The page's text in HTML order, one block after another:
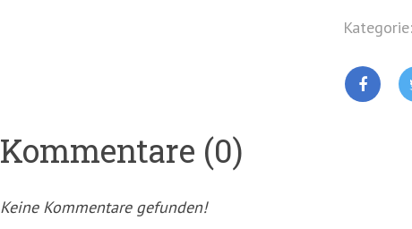
Kategorie:
Kommentare (0)
Keine Kommentare gefunden!